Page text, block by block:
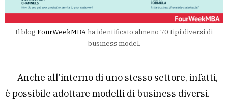
Il blog FourWeekMBA ha identificato almeno 70 tipi diversi di
business model.
Anche all’interno di uno stesso settore, infatti,
è possibile adottare modelli di business diversi.